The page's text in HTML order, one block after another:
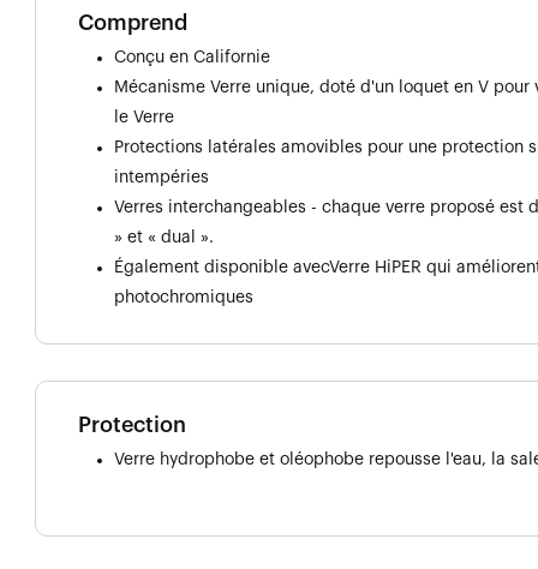
Comprend
Conçu en Californie
Mécanisme Verre unique, doté d'un loquet en V
le Verre
Protections latérales amovibles pour une protection
intempéries
Verres interchangeables - chaque verre proposé est
» et « dual ».
Également disponible avecVerre HiPER qui
photochromiques
Protection
Verre hydrophobe et oléophobe repousse l'eau, la